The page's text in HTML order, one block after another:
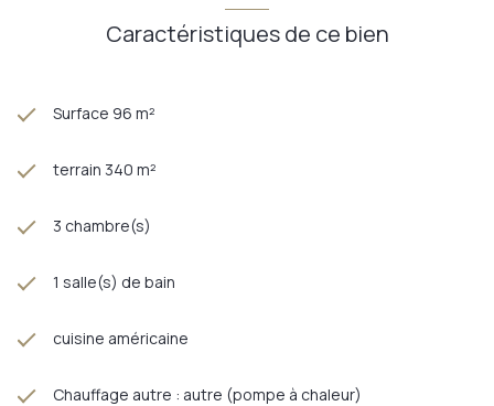
Caractéristiques de ce bien
Surface 96 m²
terrain 340 m²
3 chambre(s)
1 salle(s) de bain
cuisine américaine
Chauffage autre : autre (pompe à chaleur)